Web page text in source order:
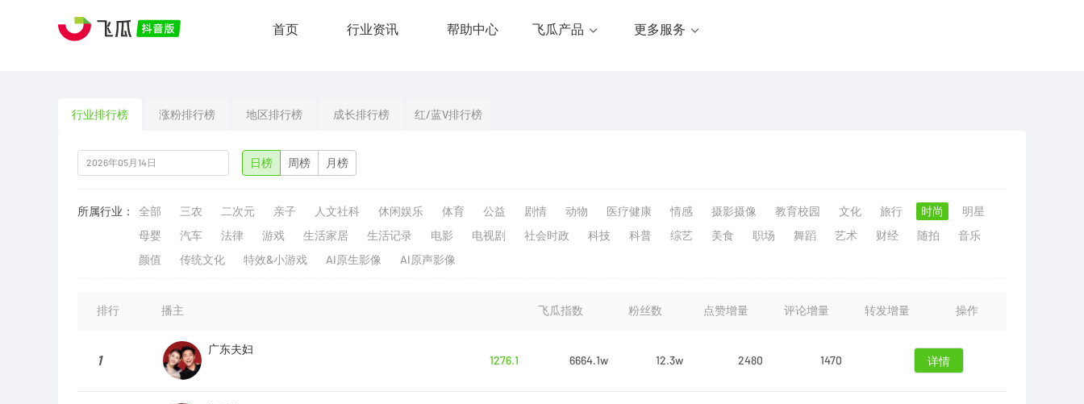
首页 行业资讯 帮助中心 飞瓜产品 更多服务
行业排行榜 涨粉排行榜 地区排行榜 成长排行榜 红/蓝V排行榜
日榜 周榜 月榜
所属行业： 全部 三农 二次元 亲子 人文社科 休闲娱乐 体育 公益 剧情 动物 医疗健康 情感 摄影摄像 教育校园 文化 旅行 时尚
明星
母婴
汽车 法律 游戏 生活家居 生活记录 电影 电视剧 社会时政 科技 科普 综艺 美食 职场 舞蹈 艺术 财经 随拍
音乐
颜值
传统文化 特效&小游戏 AI原生影像 AI原声影像
排行 播主 飞瓜指数 粉丝数 点赞增量 评论增量 转发增量 操作
1
广东夫妇
1276.1
6664.1w 12.3w 2480 1470 详情